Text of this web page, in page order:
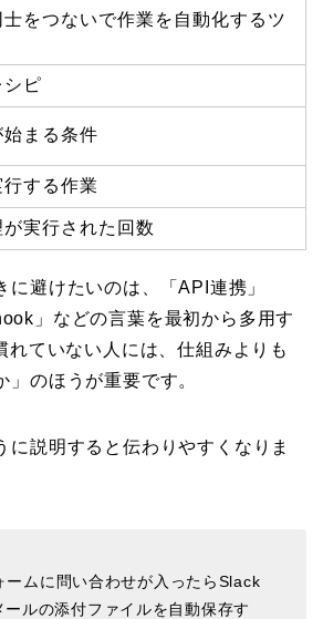
士をつないで作業を自動化するツ
シピ
始まる条件
行する作業
が実行された回数
に避けたいのは、「API連携」
」などの言葉を最初から多用す
れていない人には、仕組みよりも
」のほうが重要です。
に説明すると伝わりやすくなりま
ムに問い合わせが入ったらSlack
ルの添付ファイルを自動保存す